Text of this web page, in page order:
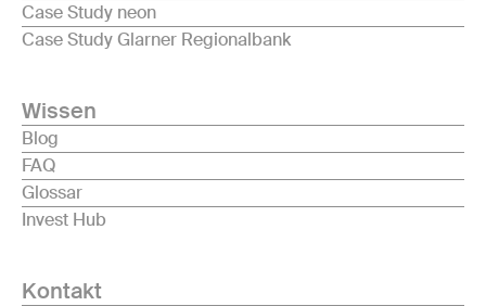
Case Study neon
Case Study Glarner Regionalbank
Wissen
Blog
FAQ
Glossar
Invest Hub
Kontakt